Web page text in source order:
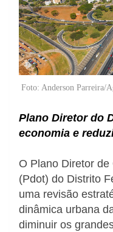
Foto: Anderson Parreira/
Plano Diretor do
economia e
O Plano Diretor de
(Pdot) do Distrito
uma revisão
dinâmica urbana
diminuir os